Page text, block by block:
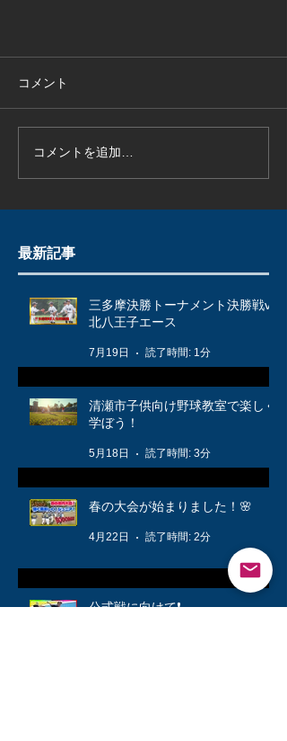
コメント
コメントを追加…
最新記事
三多摩決勝トーナメント決勝戦vs
北八王子エース
7月19日 読了時間: 1分
清瀬市子供向け野球教室で楽しく
学ぼう！
5月18日 読了時間: 3分
春の大会が始まりました！🌸
4月22日 読了時間: 2分
公式戦に向けて❗️